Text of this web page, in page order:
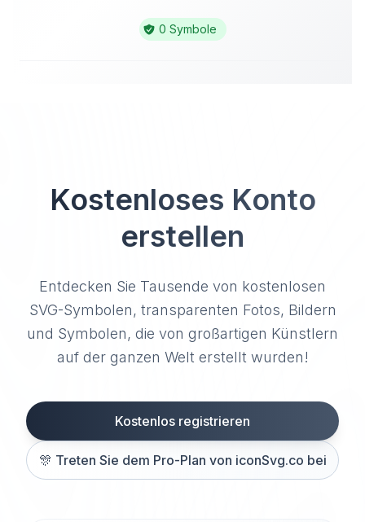
0 Symbole
Kostenloses Konto
erstellen
Entdecken Sie Tausende von kostenlosen
SVG-Symbolen, transparenten Fotos, Bildern
und Symbolen, die von großartigen Künstlern
auf der ganzen Welt erstellt wurden!
Kostenlos registrieren
🎊 Treten Sie dem Pro-Plan von iconSvg.co bei